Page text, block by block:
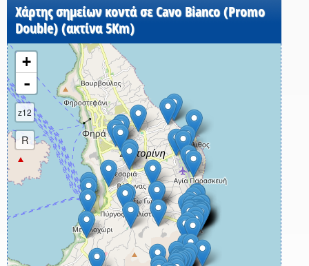
Χάρτης σημείων κοντά σε Cavo Bianco (Promo
Double) (ακτίνα 5Km)
+
-
z12
R